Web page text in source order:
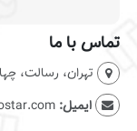
تماس با ما
تهران، رسالت،
ایمیل: